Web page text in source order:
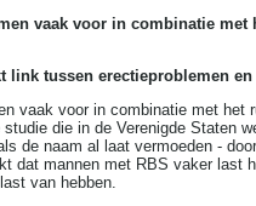
vaak voor in combinatie met
link tussen erectieproblemen
vaak voor in combinatie met het
die in de Verenigde Staten
de naam al laat vermoeden -
dat mannen met RBS vaker last
van hebben.